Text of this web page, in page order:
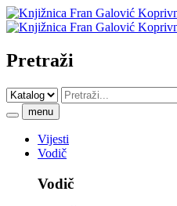
Pretraži
menu
Vijesti
Vodič
Vodič